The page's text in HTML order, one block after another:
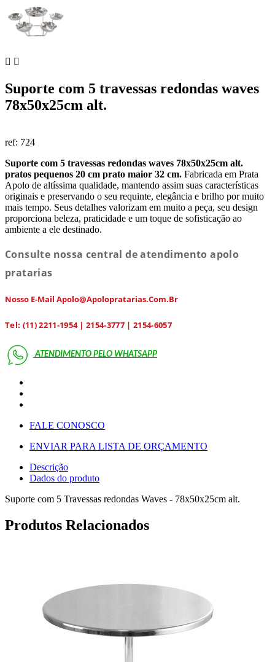
 
Suporte com 5 travessas redondas waves
78x50x25cm alt.
ref: 724
Suporte com 5 travessas redondas waves 78x50x25cm alt.
pratos pequenos 20 cm prato maior 32 cm. Fabricada em Prata
Apolo de altíssima qualidade, mantendo assim suas características
originais e preservando o seu requinte, elegância e brilho por muito
mais tempo. Seus detalhes valorizam em muito a peça, seu design
proporciona beleza, praticidade e um toque de sofisticação ao
ambiente a ele destinado.
Consulte nossa central de atendimento apolo
pratarias
Nosso E-Mail Apolo@apolopratarias.com.br
Tel: (11) 2211-1954 | 2154-3777 | 2154-6057
ATENDIMENTO PELO WHATSAPP
FALE CONOSCO
ENVIAR PARA LISTA DE ORÇAMENTO
Descrição
Dados do produto
Suporte com 5 Travessas redondas Waves - 78x50x25cm alt.
Produtos Relacionados